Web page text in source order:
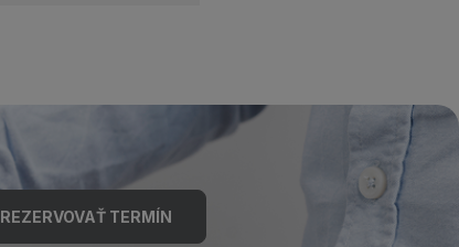
REZERVOVAŤ TERMÍN